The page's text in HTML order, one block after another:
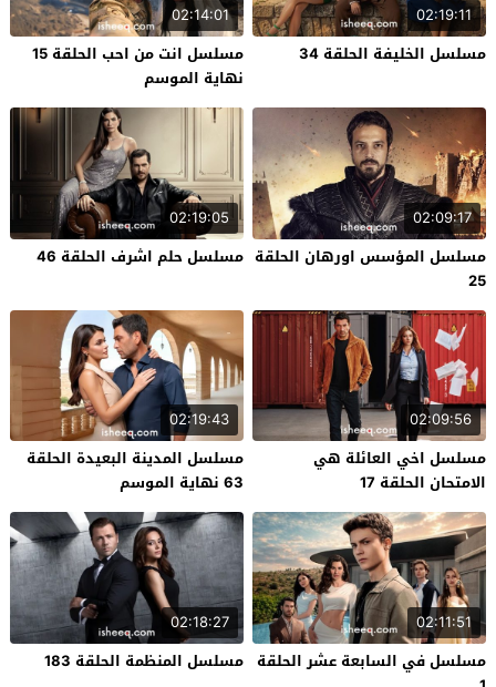
02:19:11
مسلسل الخليفة الحلقة 34
02:14:01
مسلسل انت من احب الحلقة 15
نهاية الموسم
02:09:17
مسلسل المؤسس اورهان الحلقة
25
02:19:05
مسلسل حلم اشرف الحلقة 46
02:09:56
مسلسل اخي العائلة هي
الامتحان الحلقة 17
02:19:43
مسلسل المدينة البعيدة الحلقة
63 نهاية الموسم
02:11:51
مسلسل في السابعة عشر الحلقة
02:18:27
مسلسل المنظمة الحلقة 183